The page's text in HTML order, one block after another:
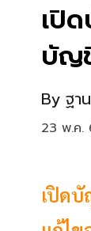
เปิ
บัญ
By ฐา
23 พ.ค.
เปิด